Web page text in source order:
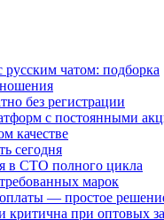
чатом: подборка
без регистрации
с постоянными
качестве
сегодня
в СТО полного цикла
марок
— простое
критична при оптовых